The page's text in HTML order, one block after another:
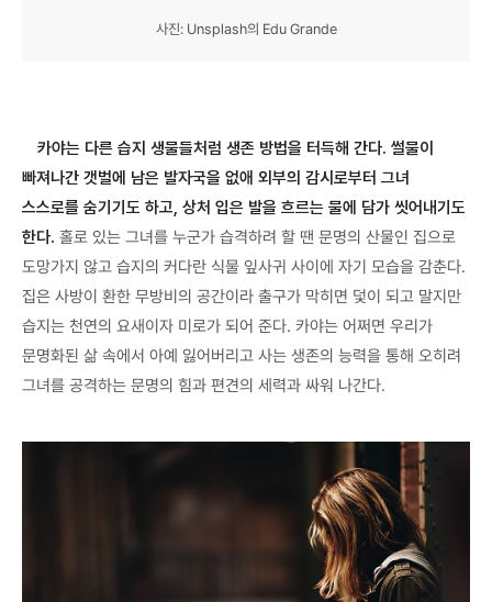
사진: Unsplash의 Edu Grande
카야는 다른 습지 생물들처럼 생존 방법을 터득해 간다. 썰물이
빠져나간 갯벌에 남은 발자국을 없애 외부의 감시로부터 그녀
스스로를 숨기기도 하고, 상처 입은 발을 흐르는 물에 담가 씻어내기도
한다. 홀로 있는 그녀를 누군가 습격하려 할 땐 문명의 산물인 집으로
도망가지 않고 습지의 커다란 식물 잎사귀 사이에 자기 모습을 감춘다.
집은 사방이 환한 무방비의 공간이라 출구가 막히면 덫이 되고 말지만
습지는 천연의 요새이자 미로가 되어 준다. 카야는 어쩌면 우리가
문명화된 삶 속에서 아예 잃어버리고 사는 생존의 능력을 통해 오히려
그녀를 공격하는 문명의 힘과 편견의 세력과 싸워 나간다.